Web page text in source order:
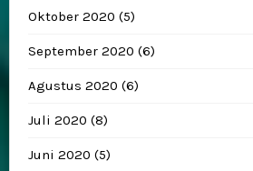
Oktober 2020 (5)
September 2020 (6)
Agustus 2020 (6)
Juli 2020 (8)
Juni 2020 (5)